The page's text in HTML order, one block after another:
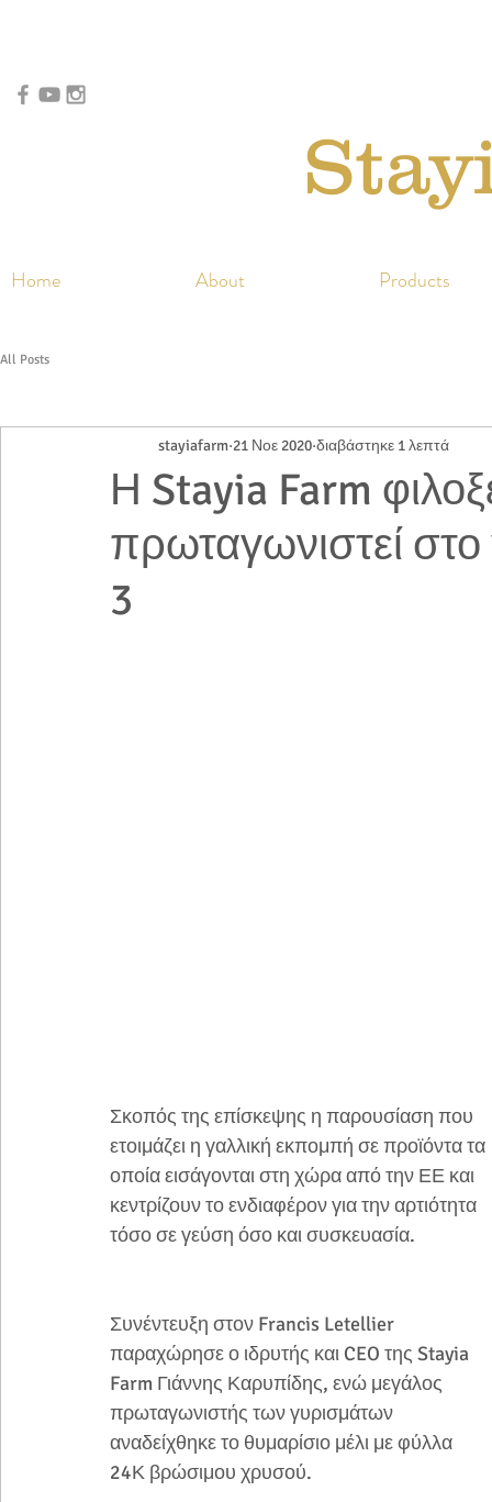
Home About Products
All Posts
Η Stayia Farm
πρωταγωνιστεί στο
3
stayiafarm 21 Νοε 2020 διαβάστηκε 1 λεπτά
Σκοπός της επίσκεψης η παρουσίαση που
ετοιμάζει η γαλλική εκπομπή σε προϊόντα τα
οποία εισάγονται στη χώρα από την ΕΕ και
κεντρίζουν το ενδιαφέρον για την αρτιότητα
τόσο σε γεύση όσο και συσκευασία.
Συνέντευξη στον Francis Letellier
παραχώρησε ο ιδρυτής και CEO της Stayia
Farm Γιάννης Καρυπίδης, ενώ μεγάλος
πρωταγωνιστής των γυρισμάτων
αναδείχθηκε το θυμαρίσιο μέλι με φύλλα
24Κ βρώσιμου χρυσού.